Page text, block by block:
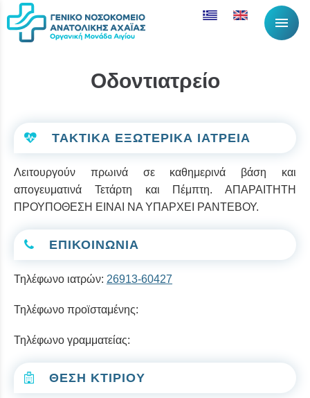
menu
Οδοντιατρείο
ΤΑΚΤΙΚΑ ΕΞΩΤΕΡΙΚΑ ΙΑΤΡΕΙΑ
Λειτουργούν πρωινά σε καθημερινά βάση και
απογευματινά Τετάρτη και Πέμπτη. ΑΠΑΡΑΙΤΗΤΗ
ΠΡΟΥΠΟΘΕΣΗ ΕΙΝΑΙ ΝΑ ΥΠΑΡΧΕΙ ΡΑΝΤΕΒΟΥ.
ΕΠΙΚΟΙΝΩΝΙΑ
Τηλέφωνο ιατρών: 26913-60427
Τηλέφωνο προϊσταμένης:
Τηλέφωνο γραμματείας:
ΘΕΣΗ ΚΤΙΡΙΟΥ